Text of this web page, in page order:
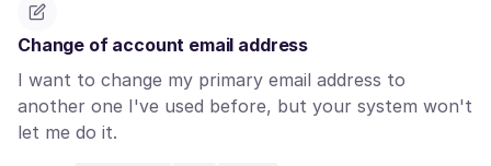
Change of account email address
I want to change my primary email address to
another one I've used before, but your system won't
let me do it.